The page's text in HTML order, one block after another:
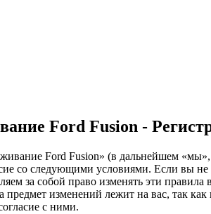
Ford Fusion -
Ford Fusion» (в дальнейшем
со следующими условиями. Если вы
за собой право изменять эти
предмет изменений лежит на вас, так
с ними.